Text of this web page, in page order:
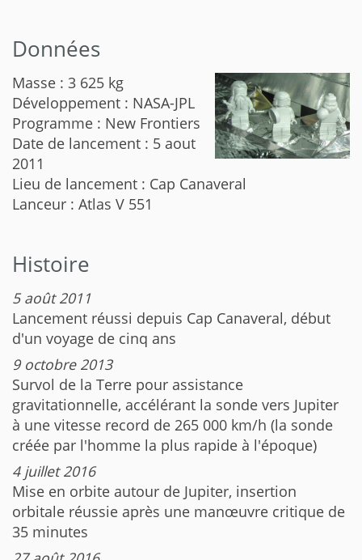
Données
Masse : 3 625 kg
Développement : NASA-JPL
Programme : New Frontiers
Date de lancement : 5 aout
2011
Lieu de lancement : Cap Canaveral
Lanceur : Atlas V 551
Histoire
5 août 2011
Lancement réussi depuis Cap Canaveral, début
d'un voyage de cinq ans
9 octobre 2013
Survol de la Terre pour assistance
gravitationnelle, accélérant la sonde vers Jupiter
à une vitesse record de 265 000 km/h (la sonde
créée par l'homme la plus rapide à l'époque)
4 juillet 2016
Mise en orbite autour de Jupiter, insertion
orbitale réussie après une manœuvre critique de
35 minutes